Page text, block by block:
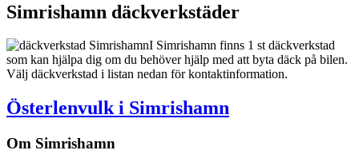
Simrishamn däckverkstäder
I Simrishamn finns 1 st däckverkstad
som kan hjälpa dig om du behöver hjälp med att byta däck på bilen.
Välj däckverkstad i listan nedan för kontaktinformation.
Österlenvulk i Simrishamn
Om Simrishamn